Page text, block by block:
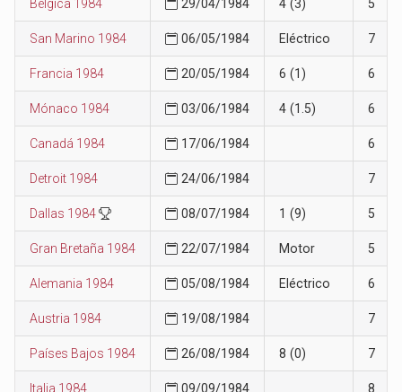
Bélgica 1984 29/04/1984 4 (3) 5
San Marino 1984 06/05/1984 Eléctrico 7
Francia 1984 20/05/1984 6 (1) 6
Mónaco 1984 03/06/1984 4 (1.5) 6
Canadá 1984 17/06/1984 6
Detroit 1984 24/06/1984 7
Dallas 1984 08/07/1984 1 (9) 5
Gran Bretaña 1984 22/07/1984 Motor 5
Alemania 1984 05/08/1984 Eléctrico 6
Austria 1984 19/08/1984 7
Países Bajos 1984 26/08/1984 8 (0) 7
Italia 1984 09/09/1984 8